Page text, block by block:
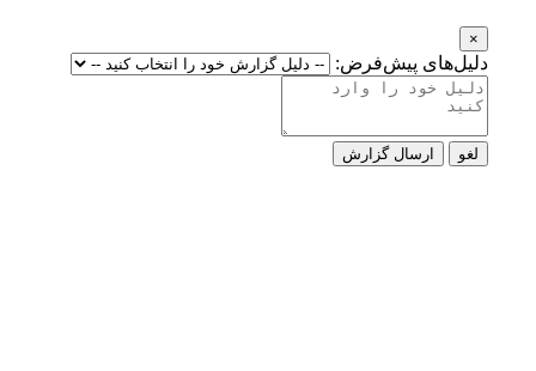
×
دلیل‌های پیش‌فرض:
لغو ارسال گزارش